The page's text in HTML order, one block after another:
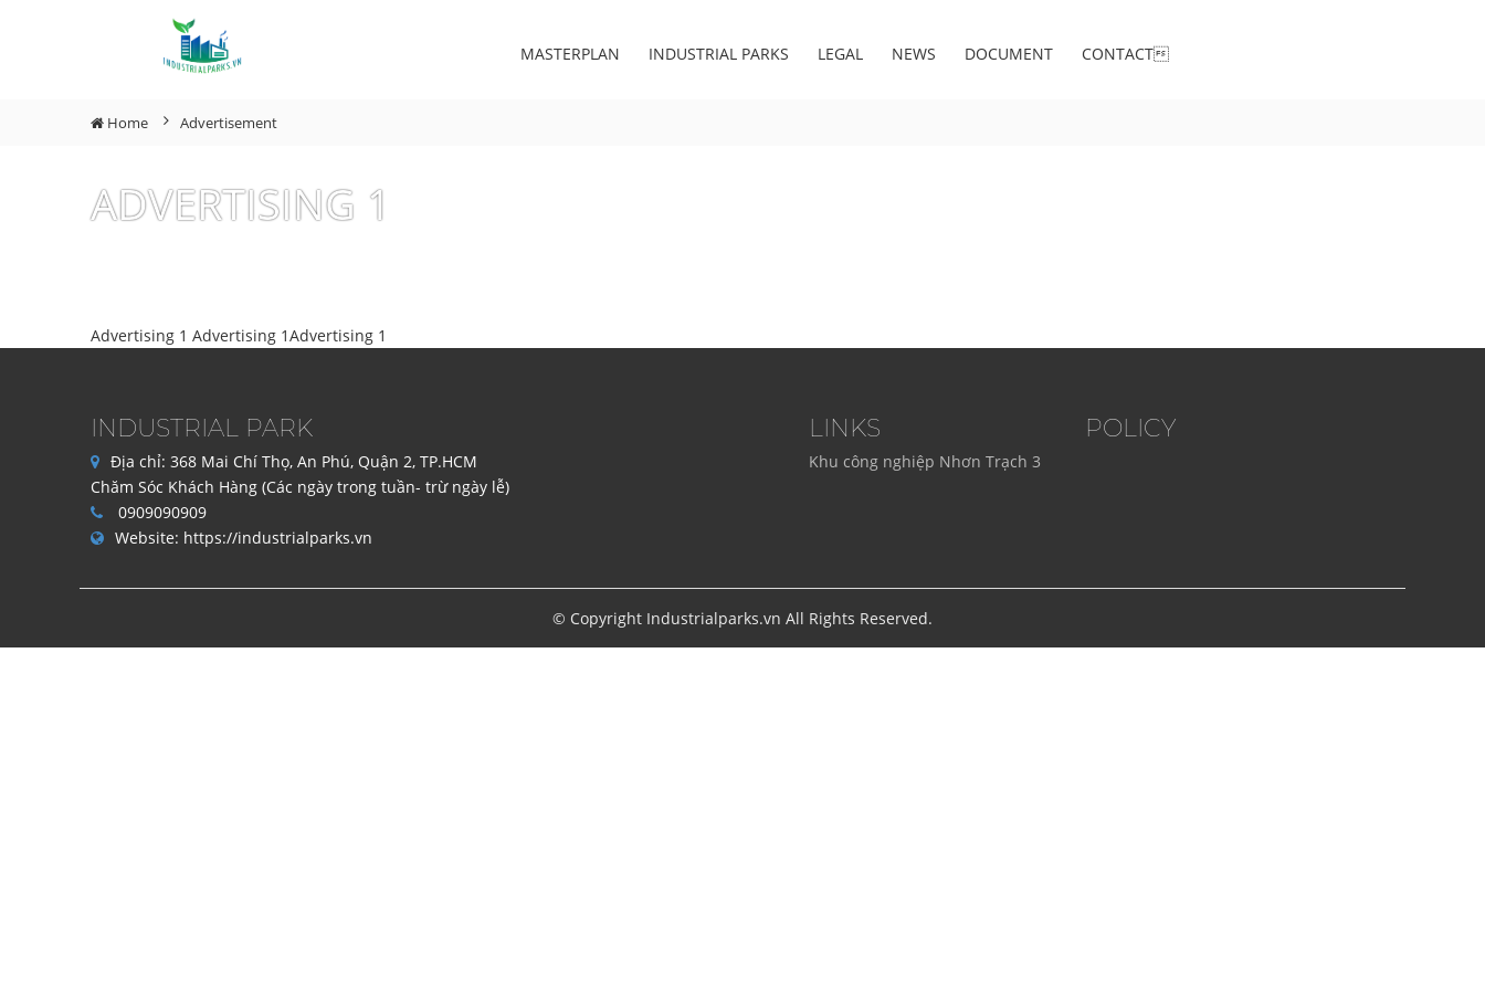
MASTERPLAN INDUSTRIAL PARKS LEGAL NEWS DOCUMENT CONTACT
Home Advertisement
ADVERTISING 1
Advertising 1 Advertising 1Advertising 1
INDUSTRIAL PARK
Địa chỉ: 368 Mai Chí Thọ, An Phú, Quận 2, TP.HCM
Chăm Sóc Khách Hàng (Các ngày trong tuần- trừ ngày lễ)
0909090909
Website: https://industrialparks.vn
LINKS
Khu công nghiệp Nhơn Trạch 3
POLICY
© Copyright Industrialparks.vn All Rights Reserved.